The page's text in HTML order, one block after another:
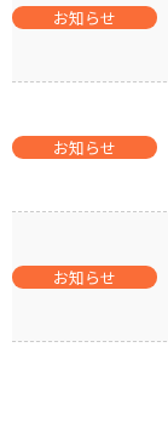
お知らせ
お知らせ
お知らせ